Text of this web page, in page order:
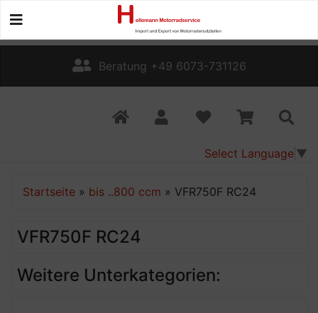
Beratung +49 6073-731126
Select Language ▼
Startseite » bis ..800 ccm » VFR750F RC24
VFR750F RC24
Weitere Unterkategorien: